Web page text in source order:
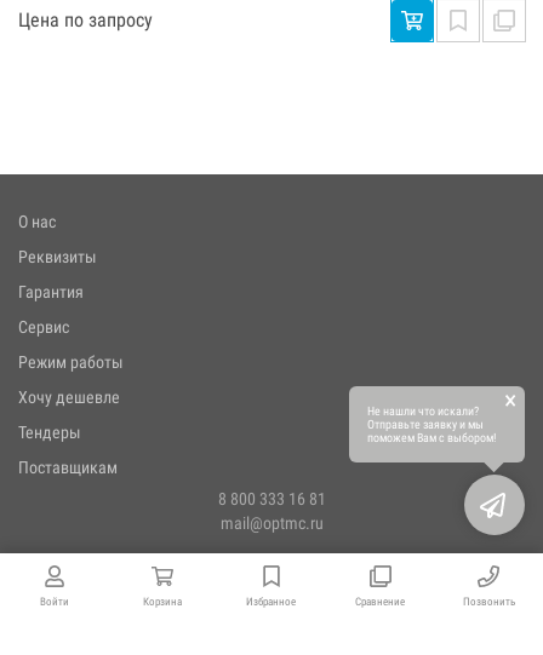
Войти Корзина Избранное Сравнение Позвонить
Цена по запросу
О нас
Реквизиты
Гарантия
Сервис
Режим работы
Хочу дешевле
Тендеры
Поставщикам
8 800 333 16 81
mail@optmc.ru
Не нашли что искали?
Отправьте заявку и мы
поможем Вам с выбором!
×